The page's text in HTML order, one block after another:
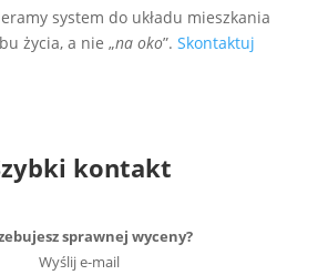
system do układu mieszkania
życia, a nie „na oko”. Skontaktuj
kontakt
sprawnej wyceny?
Wyślij e-mail